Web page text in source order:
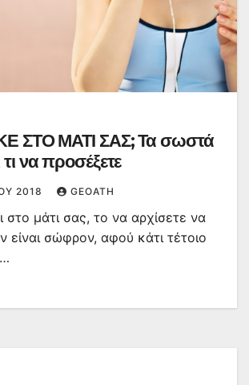
ΣΤΟ ΜΑΤΙ ΣΑΣ; Τα σωστά
να προσέξετε
2018 GEOATH
στο μάτι σας, το να αρχίσετε να
είναι σώφρον, αφού κάτι τέτοιο